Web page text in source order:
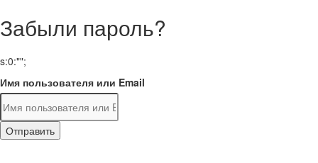
Забыли пароль?
s:0:"";
Имя пользователя или Email
Отправить